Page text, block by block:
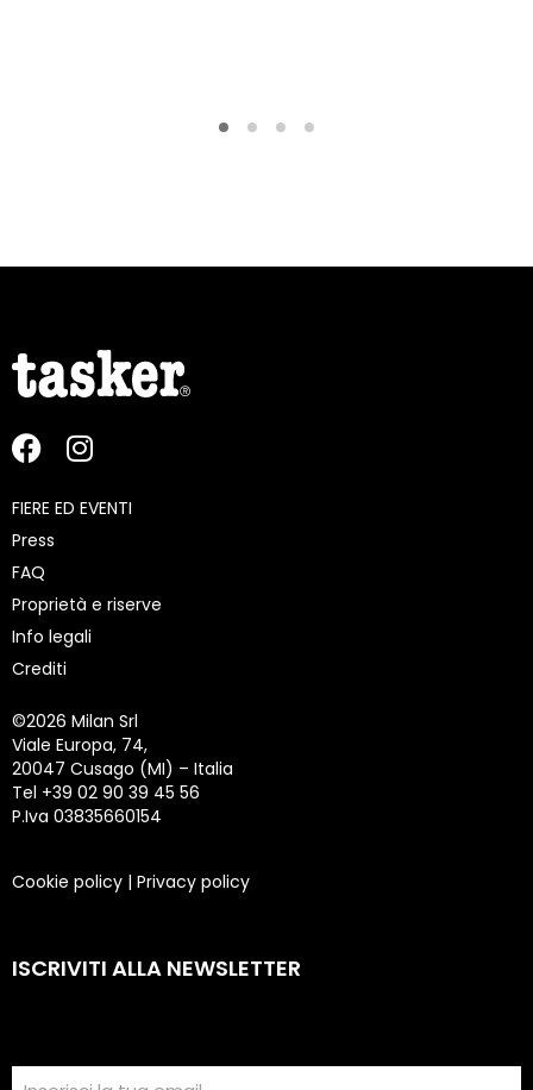
FIERE ED EVENTI
Press
FAQ
Proprietà e riserve
Info legali
Crediti
©2026 Milan Srl
Viale Europa, 74,
20047 Cusago (MI) – Italia
Tel +39 02 90 39 45 56
P.Iva 03835660154
Cookie policy | Privacy policy
ISCRIVITI ALLA NEWSLETTER